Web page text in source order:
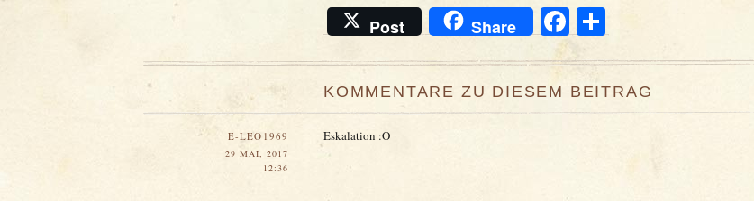
Post Share Facebook
KOMMENTARE ZU DIESEM BEITRAG
E-LEO1969
29 MAI, 2017
12:36
Eskalation :O